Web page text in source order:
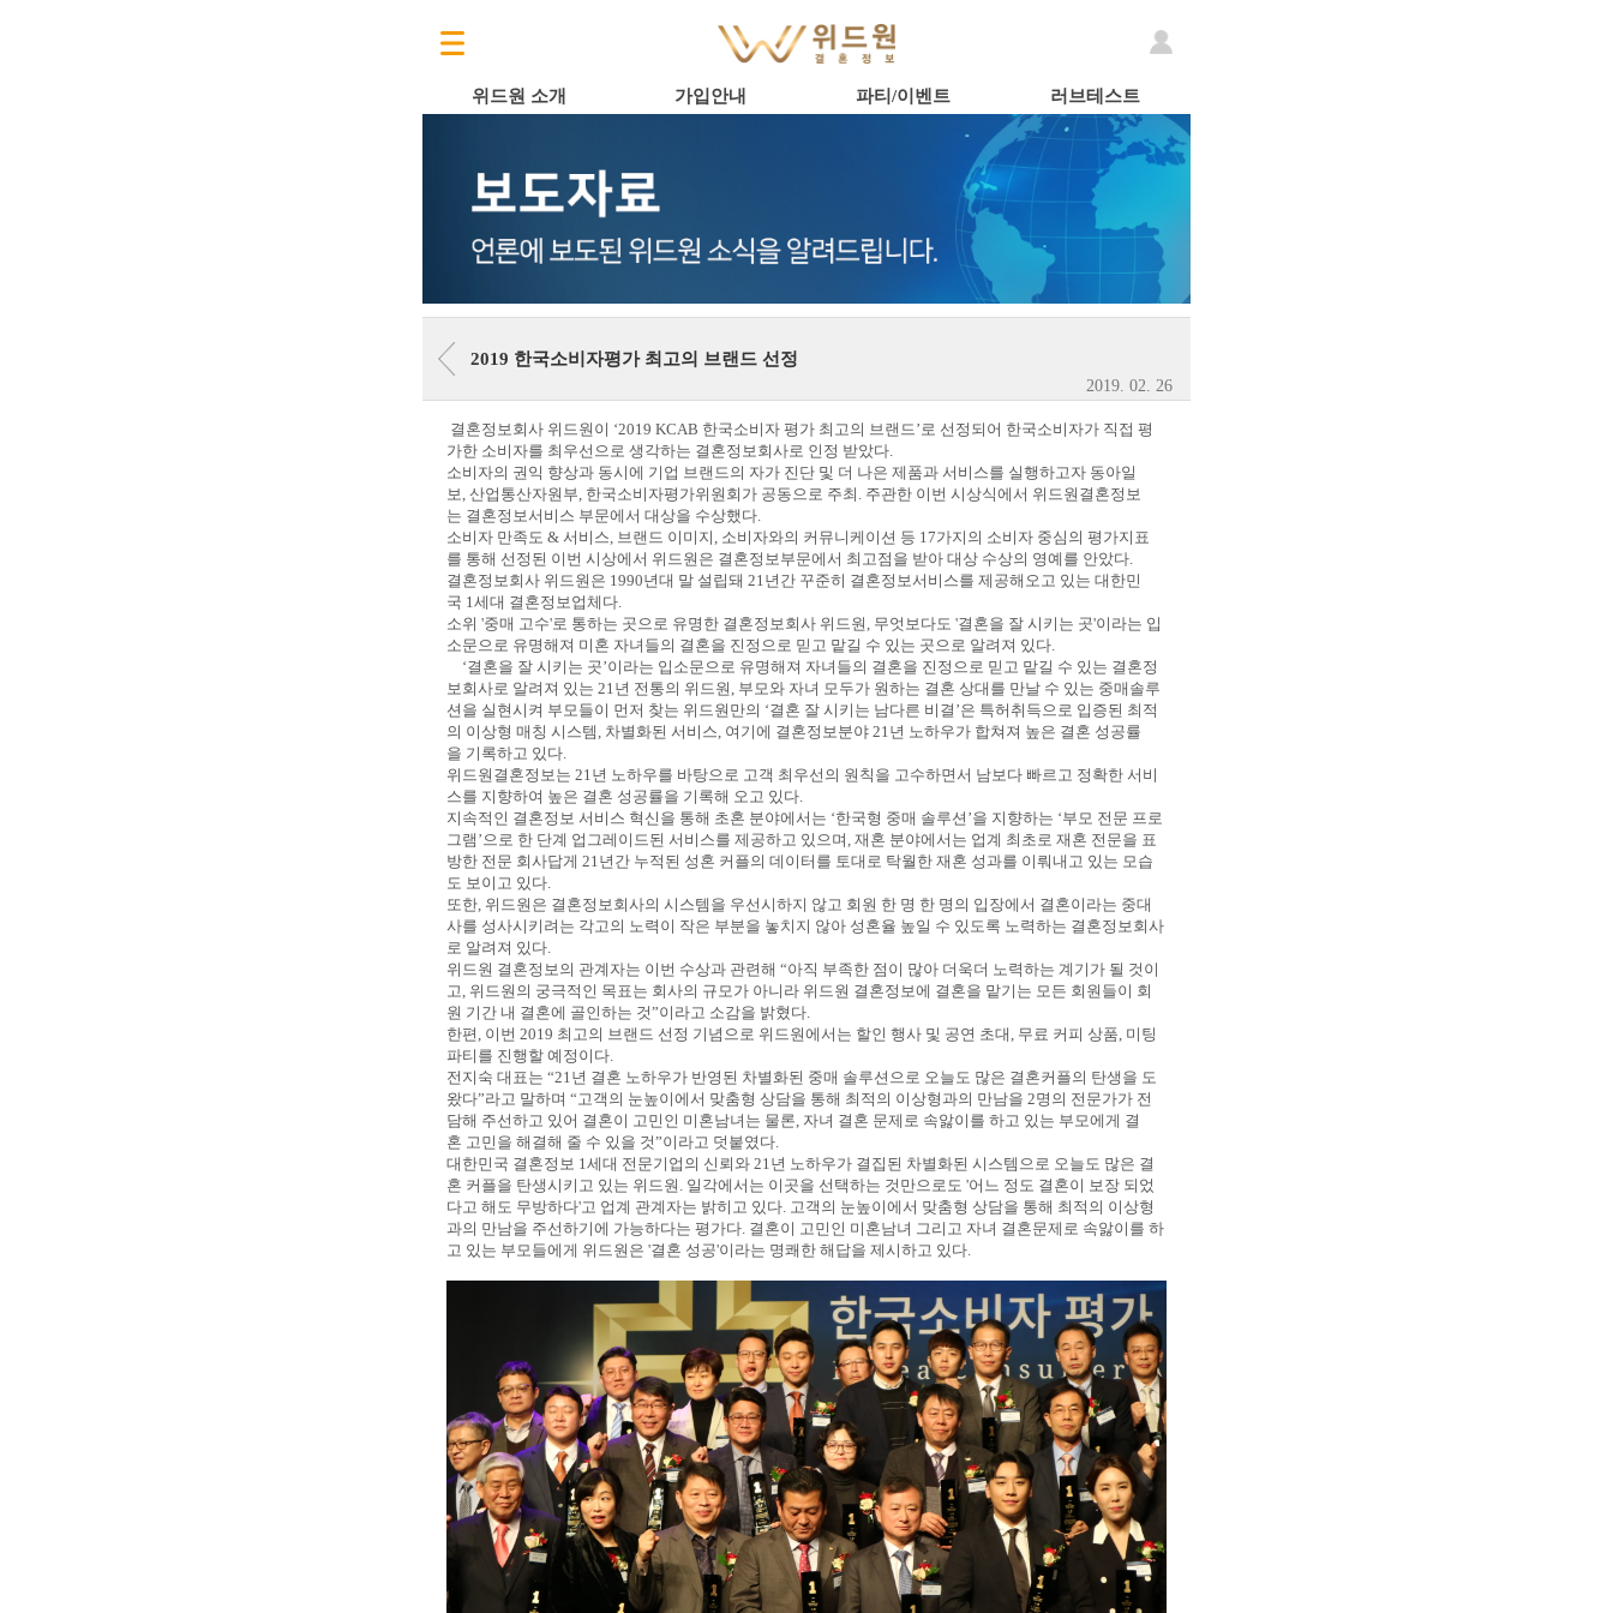
위드원 소개 가입안내 파티/이벤트 러브테스트
2019 한국소비자평가 최고의 브랜드 선정
2019. 02. 26
결혼정보회사 위드원이 ‘2019 KCAB 한국소비자 평가 최고의 브랜드’로 선정되어 한국소비자가 직접 평
가한 소비자를 최우선으로 생각하는 결혼정보회사로 인정 받았다.
소비자의 권익 향상과 동시에 기업 브랜드의 자가 진단 및 더 나은 제품과 서비스를 실행하고자 동아일
보, 산업통산자원부, 한국소비자평가위원회가 공동으로 주최. 주관한 이번 시상식에서 위드원결혼정보
는 결혼정보서비스 부문에서 대상을 수상했다.
소비자 만족도 & 서비스, 브랜드 이미지, 소비자와의 커뮤니케이션 등 17가지의 소비자 중심의 평가지표
를 통해 선정된 이번 시상에서 위드원은 결혼정보부문에서 최고점을 받아 대상 수상의 영예를 안았다.
결혼정보회사 위드원은 1990년대 말 설립돼 21년간 꾸준히 결혼정보서비스를 제공해오고 있는 대한민
국 1세대 결혼정보업체다.
소위 '중매 고수'로 통하는 곳으로 유명한 결혼정보회사 위드원, 무엇보다도 '결혼을 잘 시키는 곳'이라는 입
소문으로 유명해져 미혼 자녀들의 결혼을 진정으로 믿고 맡길 수 있는 곳으로 알려져 있다.
‘결혼을 잘 시키는 곳’이라는 입소문으로 유명해져 자녀들의 결혼을 진정으로 믿고 맡길 수 있는 결혼정
보회사로 알려져 있는 21년 전통의 위드원, 부모와 자녀 모두가 원하는 결혼 상대를 만날 수 있는 중매솔루
션을 실현시켜 부모들이 먼저 찾는 위드원만의 ‘결혼 잘 시키는 남다른 비결’은 특허취득으로 입증된 최적
의 이상형 매칭 시스템, 차별화된 서비스, 여기에 결혼정보분야 21년 노하우가 합쳐져 높은 결혼 성공률
을 기록하고 있다.
위드원결혼정보는 21년 노하우를 바탕으로 고객 최우선의 원칙을 고수하면서 남보다 빠르고 정확한 서비
스를 지향하여 높은 결혼 성공률을 기록해 오고 있다.
지속적인 결혼정보 서비스 혁신을 통해 초혼 분야에서는 ‘한국형 중매 솔루션’을 지향하는 ‘부모 전문 프로
그램’으로 한 단계 업그레이드된 서비스를 제공하고 있으며, 재혼 분야에서는 업계 최초로 재혼 전문을 표
방한 전문 회사답게 21년간 누적된 성혼 커플의 데이터를 토대로 탁월한 재혼 성과를 이뤄내고 있는 모습
도 보이고 있다.
또한, 위드원은 결혼정보회사의 시스템을 우선시하지 않고 회원 한 명 한 명의 입장에서 결혼이라는 중대
사를 성사시키려는 각고의 노력이 작은 부분을 놓치지 않아 성혼율 높일 수 있도록 노력하는 결혼정보회사
로 알려져 있다.
위드원 결혼정보의 관계자는 이번 수상과 관련해 “아직 부족한 점이 많아 더욱더 노력하는 계기가 될 것이
고, 위드원의 궁극적인 목표는 회사의 규모가 아니라 위드원 결혼정보에 결혼을 맡기는 모든 회원들이 회
원 기간 내 결혼에 골인하는 것”이라고 소감을 밝혔다.
한편, 이번 2019 최고의 브랜드 선정 기념으로 위드원에서는 할인 행사 및 공연 초대, 무료 커피 상품, 미팅
파티를 진행할 예정이다.
전지숙 대표는 “21년 결혼 노하우가 반영된 차별화된 중매 솔루션으로 오늘도 많은 결혼커플의 탄생을 도
왔다”라고 말하며 “고객의 눈높이에서 맞춤형 상담을 통해 최적의 이상형과의 만남을 2명의 전문가가 전
담해 주선하고 있어 결혼이 고민인 미혼남녀는 물론, 자녀 결혼 문제로 속앓이를 하고 있는 부모에게 결
혼 고민을 해결해 줄 수 있을 것”이라고 덧붙였다.
대한민국 결혼정보 1세대 전문기업의 신뢰와 21년 노하우가 결집된 차별화된 시스템으로 오늘도 많은 결
혼 커플을 탄생시키고 있는 위드원. 일각에서는 이곳을 선택하는 것만으로도 '어느 정도 결혼이 보장 되었
다고 해도 무방하다'고 업계 관계자는 밝히고 있다. 고객의 눈높이에서 맞춤형 상담을 통해 최적의 이상형
과의 만남을 주선하기에 가능하다는 평가다. 결혼이 고민인 미혼남녀 그리고 자녀 결혼문제로 속앓이를 하
고 있는 부모들에게 위드원은 '결혼 성공'이라는 명쾌한 해답을 제시하고 있다.